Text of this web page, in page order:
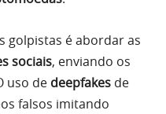
golpistas é abordar as
sociais, enviando os
uso de deepfakes de
falsos imitando